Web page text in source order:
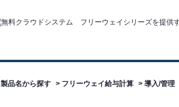
製品名から探す > フリーウェイ給与計算 > 導入/管理